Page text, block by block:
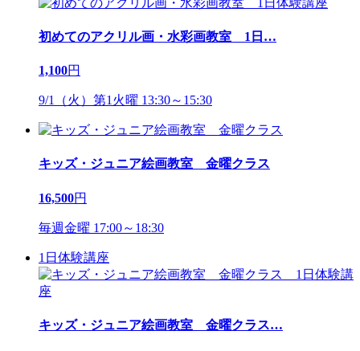
初めてのアクリル画・水彩画教室 1日 …
1,100円
9/1（火）第1火曜 13:30～15:30
キッズ・ジュニア絵画教室 金曜クラス
16,500円
毎週金曜 17:00～18:30
1日体験講座
キッズ・ジュニア絵画教室 金曜クラス…